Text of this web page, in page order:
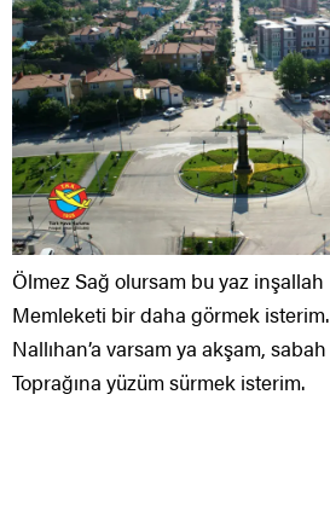
Ölmez Sağ olursam bu yaz inşallah
Memleketi bir daha görmek isterim.
Nallıhan’a varsam ya akşam, sabah
Toprağına yüzüm sürmek isterim.